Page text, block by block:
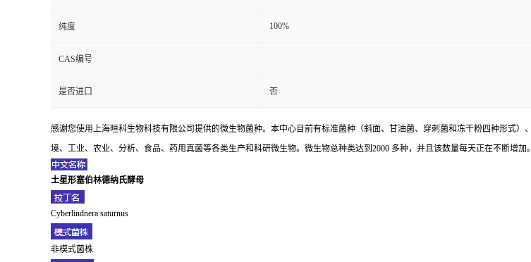
纯度 100%
CAS编号
是否进口 否
感谢您使用上海晅科生物科技有限公司提供的微生物菌种。本中心目前有标准菌种（斜面、甘油菌、穿刺菌和冻干粉四种形式
境、工业、农业、分析、食品、药用真菌等各类生产和科研微生物。微生物总种类达到2000 多种，并且该数量每天正在不断增加
土星形塞伯林德纳氏酵母
Cyberlindnera saturnus
非模式菌株